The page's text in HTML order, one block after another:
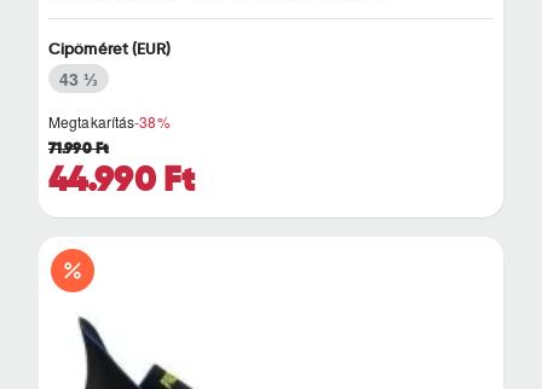
Megtakarítás-38%
44.990 Ft
71.990 Ft
Cipőméret (EUR)
43 ⅓